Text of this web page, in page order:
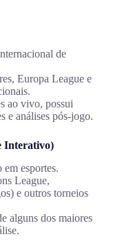
de
Europa League e
ao vivo, possui
e análises pós-jogo.
Interativo)
esportes.
League,
e outros torneios
alguns dos maiores